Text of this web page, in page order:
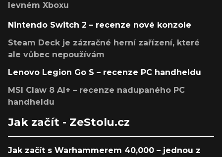
levném Xboxu
Nintendo Switch 2 – recenze nové konzole
Steam Deck je zázračné herní zařízení, které
ale vůbec nepoužívám
Lenovo Legion Go S – recenze PC handheldu
MSI Claw 8 AI+ – recenze nadupaného PC
handheldu
Jak začít - ZeStolu.cz
Jak začít s Warhammerem 40,000 – jednou z